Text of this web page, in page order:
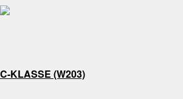
C-KLASSE (W203)